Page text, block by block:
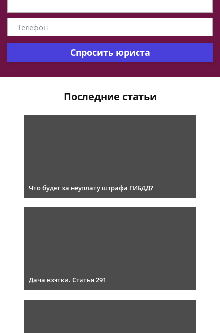
Спросить юриста
Последние статьи
Что будет за неуплату штрафа ГИБДД?
Дача взятки. Статья 291